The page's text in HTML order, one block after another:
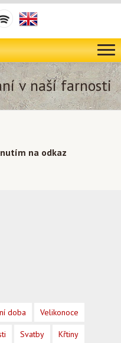
v naší farnosti
na odkaz
doba Velikonoce
Svatby Křtiny